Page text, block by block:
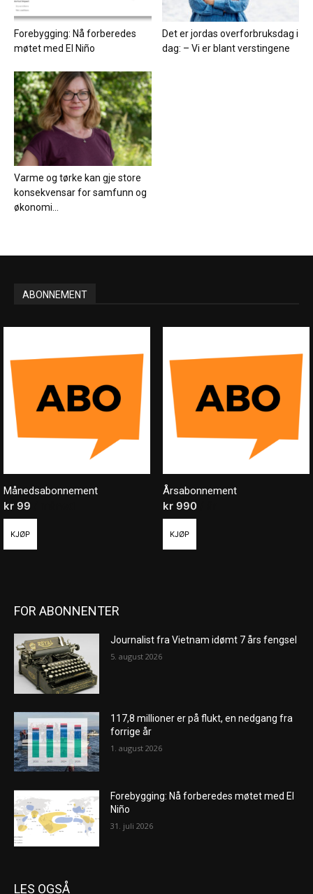
Forebygging: Nå forberedes
møtet med El Niño
Det er jordas overforbruksdag i
dag: – Vi er blant verstingene
Varme og tørke kan gje store
konsekvensar for samfunn og
økonomi...
ABONNEMENT
Månedsabonnement
kr 99
KJØP
Årsabonnement
kr990
KJØP
FOR ABONNENTER
Journalist fra Vietnam idømt 7 års fengsel
5. august 2026
117,8 millioner er på flukt, en nedgang fra
forrige år
1. august 2026
Forebygging: Nå forberedes møtet med El
Niño
31. juli 2026
LES OGSÅ